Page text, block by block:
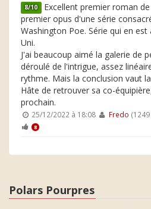
8/10 Excellent premier roman
premier opus d'une série
Washington Poe. Série qui en
Uni.
J'ai beaucoup aimé la galerie de
déroulé de l'intrigue, assez
rythme. Mais la conclusion vaut
Hâte de retrouver sa co-
prochain.
25/12/2022 à 18:08 Fredo
8
Polars Pourpres